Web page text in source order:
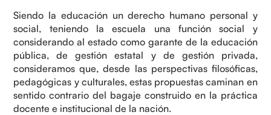
Siendo la educación un derecho humano personal y
social, teniendo la escuela una función social y
considerando al estado como garante de la educación
pública, de gestión estatal y de gestión privada,
consideramos que, desde las perspectivas filosóficas,
pedagógicas y culturales, estas propuestas caminan en
sentido contrario del bagaje construido en la práctica
docente e institucional de la nación.